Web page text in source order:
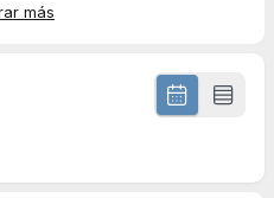
30 minutos, diseñada para
para generar leads,
tu negocio:
más